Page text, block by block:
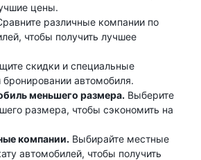
цены.
различные компании по
чтобы получить лучшее
скидки и специальные
автомобиля.
меньшего размера. Выберите
размера, чтобы сэкономить на
компании. Выбирайте местные
автомобилей, чтобы получить